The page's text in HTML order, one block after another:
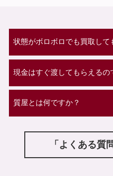
状態がボロボロでも買取して
現金はすぐ渡してもらえるの
質屋とは何ですか？
「よくある質